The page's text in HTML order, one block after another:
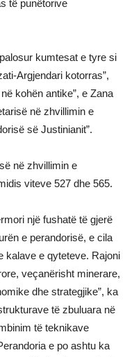
të punëtorive
kumtesat e tyre si
Argjendari kotorras”,
kohën antike”, e Zana
në zhvillimin e
së Justinianit”.
në zhvillimin e
viteve 527 dhe 565.
një fushatë të gjerë
e perandorisë, e cila
kalave e qyteteve. Rajoni
veçanërisht minerare,
dhe strategjike”, ka
të zbuluara në
të teknikave
e po ashtu ka